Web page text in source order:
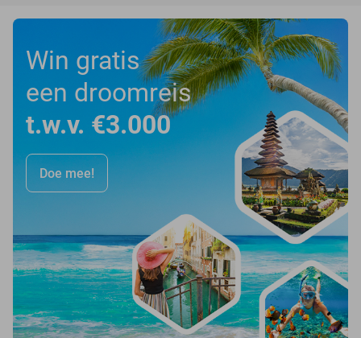
Win gratis
een droomreis
t.w.v. €3.000
Doe mee!